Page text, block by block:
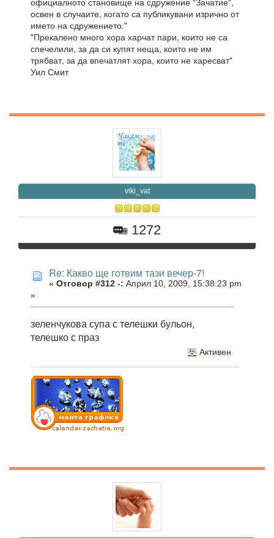
освен в случаите, когато са публикувани изрично от
името на сдружението."
"Прекалено много хора харчат пари, които не са
спечелили, за да си купят неща, които не им
трябват, за да впечатлят хора, които не харесват"
Уил Смит
viki_vat
1272
Re: Какво ще готвим тази вечер-7!
« Отговор #312 -: Април 10, 2009, 15:38:23 pm
»
зеленчукова супа с телешки бульон,
телешко с праз
Активен